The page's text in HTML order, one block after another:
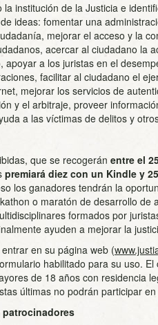
la institución de la Justicia e
ideas: fomentar una
mejorar el acceso y la
acercar al ciudadano la
apoyar a los juristas en el
facilitar al ciudadano el
mejorar los servicios de
y el arbitraje, proveer
a las víctimas de delitos y
que se recogerán entre el
premiará diez con un Kindle y
los ganadores tendrán la
o maratón de desarrollo de
formados por
ayuden a mejorar la
en su página web (
habilitado para su uso.
de 18 años con residencia
últimas no podrán participar